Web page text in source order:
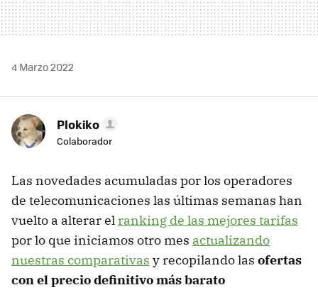
4 Marzo 2022
Plokiko
Colaborador
Las novedades acumuladas por los operadores
de telecomunicaciones las últimas semanas han
vuelto a alterar el ranking de las mejores tarifas
por lo que iniciamos otro mes actualizando
nuestras comparativas y recopilando las ofertas
con el precio definitivo más barato